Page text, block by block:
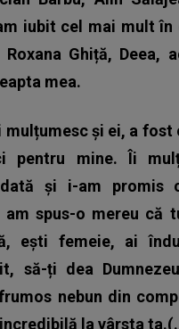
iubit cel mai mult în
Roxana Ghiță, Deea,
mea.
și ei, a fost
pentru mine. Îi
și i-am promis
am spus-o mereu că
ești femeie, ai
să-ți dea
nebun din
la vârsta